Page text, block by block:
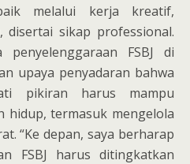
melalui kerja kreatif,
disertai sikap professional.
penyelenggaraan FSBJ di
upaya penyadaran bahwa
pikiran harus mampu
hidup, termasuk mengelola
“Ke depan, saya berharap
FSBJ harus ditingkatkan